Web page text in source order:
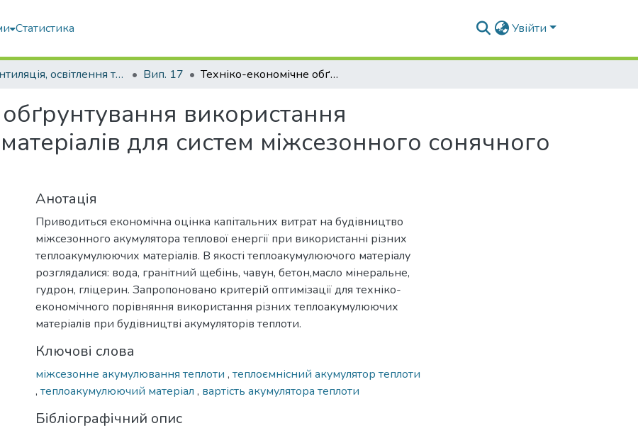
Статистика Увійти
Вентиляція, освітлення та теплогазопостачання Вип. 17 Техніко-економічне обґрунтування використання теплоакумулюючих матеріалів для систем міжсезонного сонячного теплопостачання
використання
для систем міжсезонного сонячного
Анотація
Приводиться економічна оцінка капітальних витрат на будівництво
міжсезонного акумулятора теплової енергії при використанні різних
теплоакумулюючих матеріалів. В якості теплоакумулюючого матеріалу
розглядалися: вода, гранітний щебінь, чавун, бетон,масло мінеральне,
гудрон, гліцерин. Запропоновано критерій оптимізації для техніко-
економічного порівняння використання різних теплоакумулюючих
матеріалів при будівництві акумуляторів теплоти.
Ключові слова
міжсезонне акумулювання теплоти , теплоємнісний акумулятор теплоти
, теплоакумулюючий матеріал , вартість акумулятора теплоти
Бібліографічний опис